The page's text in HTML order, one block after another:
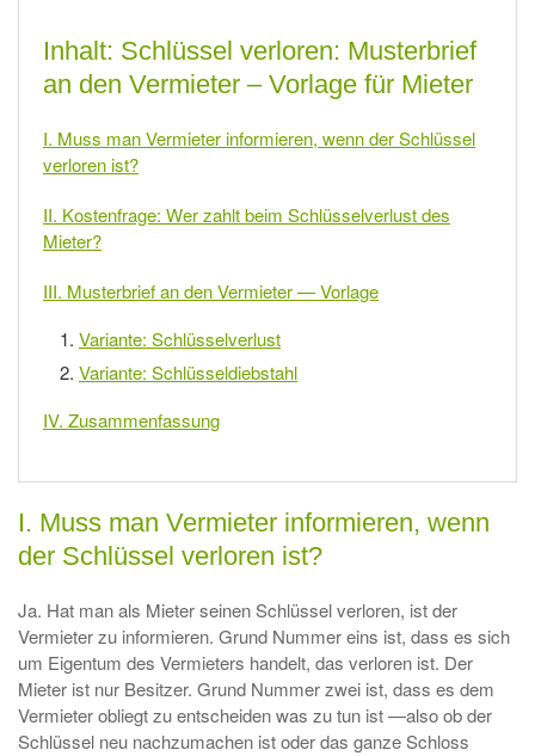
Inhalt: Schlüssel verloren: Musterbrief
an den Vermieter – Vorlage für Mieter
I. Muss man Vermieter informieren, wenn der Schlüssel
verloren ist?
II. Kostenfrage: Wer zahlt beim Schlüsselverlust des
Mieter?
III. Musterbrief an den Vermieter — Vorlage
Variante: Schlüsselverlust
Variante: Schlüsseldiebstahl
IV. Zusammenfassung
I. Muss man Vermieter informieren, wenn
der Schlüssel verloren ist?
Ja. Hat man als Mieter seinen Schlüssel verloren, ist der
Vermieter zu informieren. Grund Nummer eins ist, dass es sich
um Eigentum des Vermieters handelt, das verloren ist. Der
Mieter ist nur Besitzer. Grund Nummer zwei ist, dass es dem
Vermieter obliegt zu entscheiden was zu tun ist —also ob der
Schlüssel neu nachzumachen ist oder das ganze Schloss